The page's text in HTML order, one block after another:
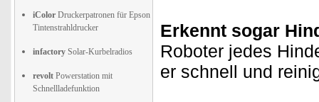
iColor Druckerpatronen für Epson
Tintenstrahldrucker
infactory Solar-Kurbelradios
revolt Powerstation mit
Schnellladefunktion
Erkennt sogar
Roboter jedes
er schnell und